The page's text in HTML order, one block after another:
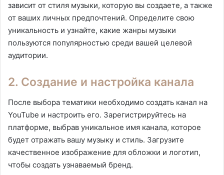
зависит от стиля музыки, которую вы создаете, а также
от ваших личных предпочтений. Определите свою
уникальность и узнайте, какие жанры музыки
пользуются популярностью среди вашей целевой
аудитории.
2. Создание и настройка канала
После выбора тематики необходимо создать канал на
YouTube и настроить его. Зарегистрируйтесь на
платформе, выбрав уникальное имя канала, которое
будет отражать вашу музыку и стиль. Загрузите
качественное изображение для обложки и логотип,
чтобы создать узнаваемый бренд.